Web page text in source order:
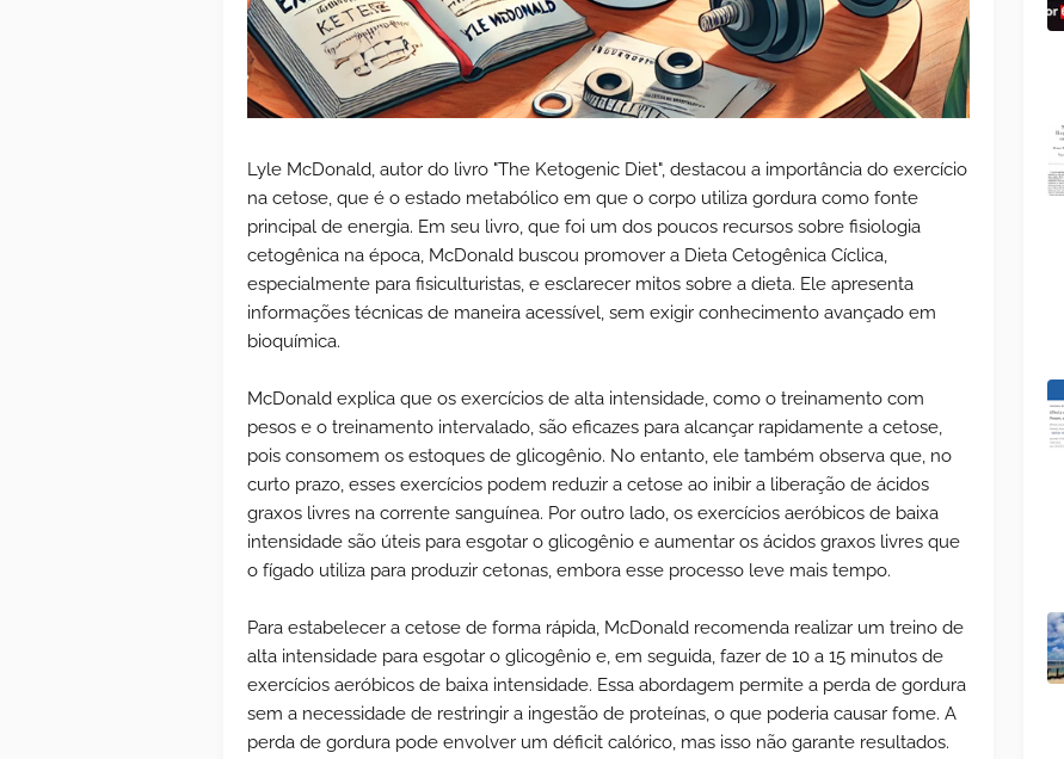
Lyle McDonald, autor do livro "The Ketogenic Diet", destacou a importância do exercício
na cetose, que é o estado metabólico em que o corpo utiliza gordura como fonte
principal de energia. Em seu livro, que foi um dos poucos recursos sobre fisiologia
cetogênica na época, McDonald buscou promover a Dieta Cetogênica Cíclica,
especialmente para fisiculturistas, e esclarecer mitos sobre a dieta. Ele apresenta
informações técnicas de maneira acessível, sem exigir conhecimento avançado em
bioquímica.
McDonald explica que os exercícios de alta intensidade, como o treinamento com
pesos e o treinamento intervalado, são eficazes para alcançar rapidamente a cetose,
pois consomem os estoques de glicogênio. No entanto, ele também observa que, no
curto prazo, esses exercícios podem reduzir a cetose ao inibir a liberação de ácidos
graxos livres na corrente sanguínea. Por outro lado, os exercícios aeróbicos de baixa
intensidade são úteis para esgotar o glicogênio e aumentar os ácidos graxos livres que
o fígado utiliza para produzir cetonas, embora esse processo leve mais tempo.
Para estabelecer a cetose de forma rápida, McDonald recomenda realizar um treino de
alta intensidade para esgotar o glicogênio e, em seguida, fazer de 10 a 15 minutos de
exercícios aeróbicos de baixa intensidade. Essa abordagem permite a perda de gordura
sem a necessidade de restringir a ingestão de proteínas, o que poderia causar fome. A
perda de gordura pode envolver um déficit calórico, mas isso não garante resultados.